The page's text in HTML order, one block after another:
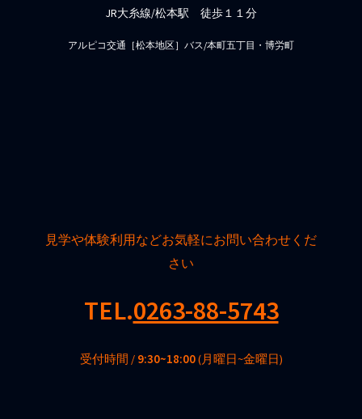
JR大糸線/松本駅 徒歩１１分
アルピコ交通［松本地区］バス/本町五丁目・博労町
見学や体験利用などお気軽にお問い合わせくだ
さい
TEL.0263-88-5743
受付時間 / 9:30~18:00(月曜日~金曜日)